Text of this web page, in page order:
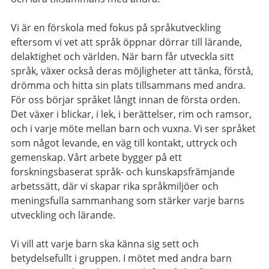
Vi är en förskola med fokus på språkutveckling
eftersom vi vet att språk öppnar dörrar till lärande,
delaktighet och världen. När barn får utveckla sitt
språk, växer också deras möjligheter att tänka, förstå,
drömma och hitta sin plats tillsammans med andra.
För oss börjar språket långt innan de första orden.
Det växer i blickar, i lek, i berättelser, rim och ramsor,
och i varje möte mellan barn och vuxna. Vi ser språket
som något levande, en väg till kontakt, uttryck och
gemenskap. Vårt arbete bygger på ett
forskningsbaserat språk- och kunskapsfrämjande
arbetssätt, där vi skapar rika språkmiljöer och
meningsfulla sammanhang som stärker varje barns
utveckling och lärande.
Vi vill att varje barn ska känna sig sett och
betydelsefullt i gruppen. I mötet med andra barn